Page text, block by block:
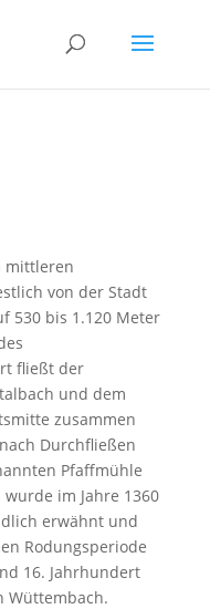
mittleren
von der Stadt
530 bis 1.120 Meter
fließt der
und dem
zusammen
Durchfließen
Pfaffmühle
im Jahre 1360
erwähnt und
Rodungsperiode
16. Jahrhundert
Wüttembach.